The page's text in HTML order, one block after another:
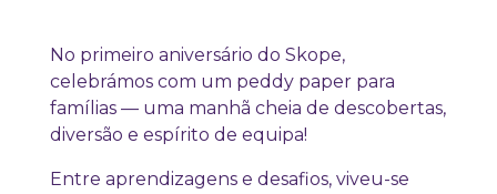
No primeiro aniversário do Skope,
celebrámos com um peddy paper para
famílias — uma manhã cheia de descobertas,
diversão e espírito de equipa!
Entre aprendizagens e desafios, viveu-se